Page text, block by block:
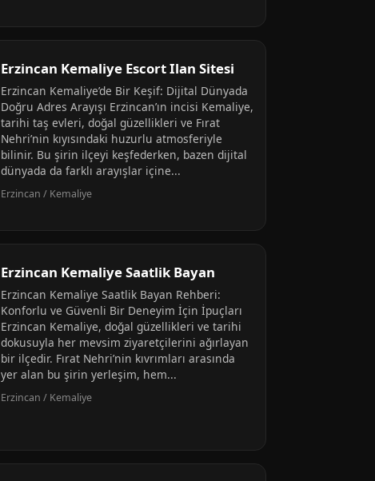
Erzincan Kemaliye Escort Ilan Sitesi
Erzincan Kemaliye’de Bir Keşif: Dijital Dünyada
Doğru Adres Arayışı Erzincan’ın incisi Kemaliye,
tarihi taş evleri, doğal güzellikleri ve Fırat
Nehri’nin kıyısındaki huzurlu atmosferiyle
bilinir. Bu şirin ilçeyi keşfederken, bazen dijital
dünyada da farklı arayışlar içine...
Erzincan / Kemaliye
Erzincan Kemaliye Saatlik Bayan
Erzincan Kemaliye Saatlik Bayan Rehberi:
Konforlu ve Güvenli Bir Deneyim İçin İpuçları
Erzincan Kemaliye, doğal güzellikleri ve tarihi
dokusuyla her mevsim ziyaretçilerini ağırlayan
bir ilçedir. Fırat Nehri’nin kıvrımları arasında
yer alan bu şirin yerleşim, hem...
Erzincan / Kemaliye